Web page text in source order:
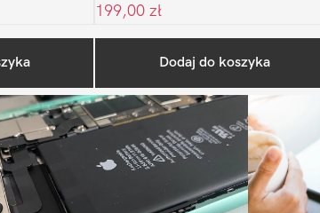
199,00 zł
Dodaj do koszyka
na blogu